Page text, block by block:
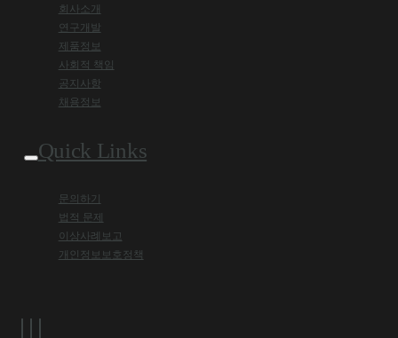
회사소개
연구개발
제품정보
사회적 책임
공지사항
채용정보
Quick Links
문의하기
법적 문제
이상사례보고
개인정보보호정책